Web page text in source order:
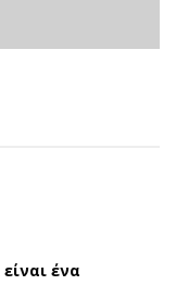
είναι ένα